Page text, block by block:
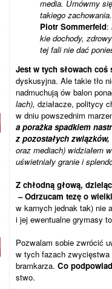
media. Umówmy
takiego
Piotr Som­mer­feld:
kie dochody,
tej fali nie dać
Jest w tych sło­wach coś
dys­ku­syjna. Ale takie tło
nadmu­chują ów balon
lach), dzia­ła­cze, poli­tycy
w dniu powsze­dnim
a porażka spad­kiem
z pozo­sta­łych
oraz mediach) widzia­łem
uświet­niały gra­nie i
Z chłodną głową,
– Odrzu­cam tezę o
w kar­nych jed­nak tak) nie
i jej ewen­tu­alne gry­masy
Pozwa­lam sobie zwró­cić
w tych fazach zwy­cię­stwa
bram­ka­rza. Co
stwo.